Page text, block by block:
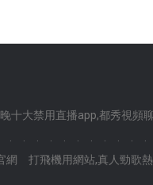
十大禁用直播app,都秀視頻
網
打飛機用網站,真人勁歌